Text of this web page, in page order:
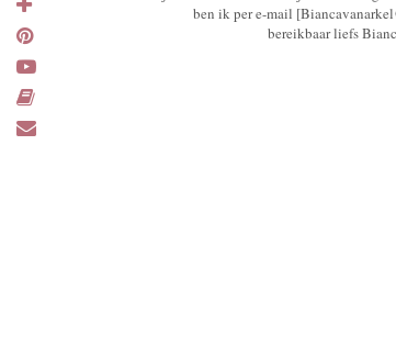
ben ik per e-mail
bereikbaar liefs